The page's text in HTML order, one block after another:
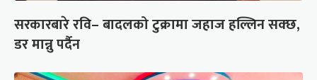
सरकारबारे रवि– बादलको टुक्रामा जहाज हल्लिन सक्छ,
डर मान्नु पर्दैन